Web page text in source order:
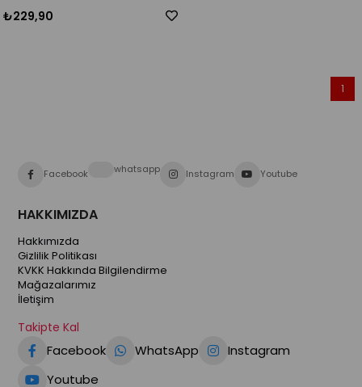
₺229,90
1
Facebook whatsapp Instagram Youtube
HAKKIMIZDA
Hakkımızda
Gizlilik Politikası
KVKK Hakkında Bilgilendirme
Mağazalarımız
İletişim
Takipte Kal
Facebook WhatsApp
Instagram
Youtube